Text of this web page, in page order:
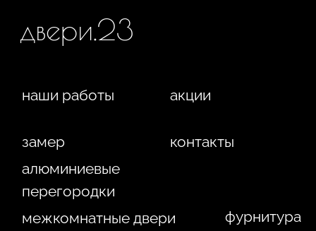
г. Краснодар,
Политика конфиденциальности
Сайт сделан студией"Рыба под водой"
WA
электронную форму на этом сайте, вы даете согласие
на обработку ваших персональных данных.